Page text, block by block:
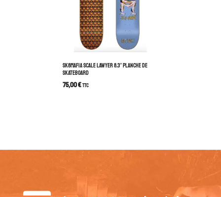
SK8MAFIA SCALE LAWYER 8.3″ PLANCHE DE
SKATEBOARD
75,00€TTC